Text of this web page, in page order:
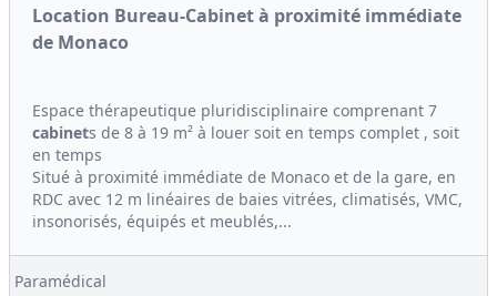
Location Bureau-Cabinet à proximité immédiate
de Monaco
Espace thérapeutique pluridisciplinaire comprenant 7
cabinets de 8 à 19 m² à louer soit en temps complet , soit
en temps
Situé à proximité immédiate de Monaco et de la gare, en
RDC avec 12 m linéaires de baies vitrées, climatisés, VMC,
insonorisés, équipés et meublés,...
Paramédical